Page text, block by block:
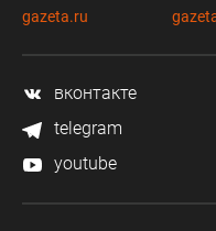
gazeta.ru
вконтакте
telegram
youtube